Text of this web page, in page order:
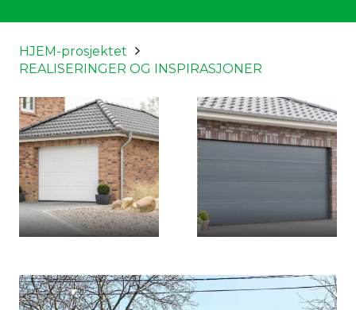
HJEM-prosjektet
REALISERINGER OG INSPIRASJONER